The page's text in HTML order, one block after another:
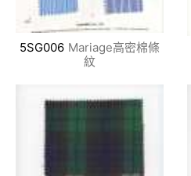
5SG006 Mariage高密棉條
紋